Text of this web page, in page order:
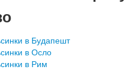
в Будапешт
в Осло
в Рим